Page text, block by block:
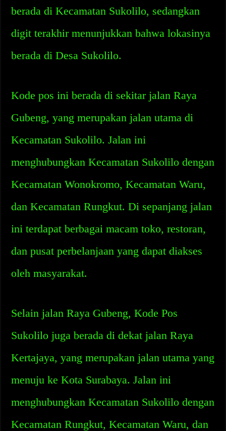
berada di Kecamatan Sukolilo, sedangkan
digit terakhir menunjukkan bahwa lokasinya
berada di Desa Sukolilo.
Kode pos ini berada di sekitar jalan Raya
Gubeng, yang merupakan jalan utama di
Kecamatan Sukolilo. Jalan ini
menghubungkan Kecamatan Sukolilo dengan
Kecamatan Wonokromo, Kecamatan Waru,
dan Kecamatan Rungkut. Di sepanjang jalan
ini terdapat berbagai macam toko, restoran,
dan pusat perbelanjaan yang dapat diakses
oleh masyarakat.
Selain jalan Raya Gubeng, Kode Pos
Sukolilo juga berada di dekat jalan Raya
Kertajaya, yang merupakan jalan utama yang
menuju ke Kota Surabaya. Jalan ini
menghubungkan Kecamatan Sukolilo dengan
Kecamatan Rungkut, Kecamatan Waru, dan